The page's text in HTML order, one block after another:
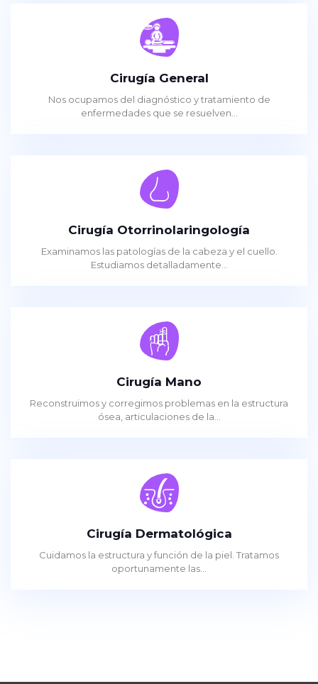
Cirugía General
Nos ocupamos del diagnóstico y tratamiento de
enfermedades que se resuelven...
Cirugía Otorrinolaringología
Examinamos las patologías de la cabeza y el cuello.
Estudiamos detalladamente...
Cirugía Mano
Reconstruimos y corregimos problemas en la estructura
ósea, articulaciones de la...
Cirugía Dermatológica
Cuidamos la estructura y función de la piel. Tratamos
oportunamente las...